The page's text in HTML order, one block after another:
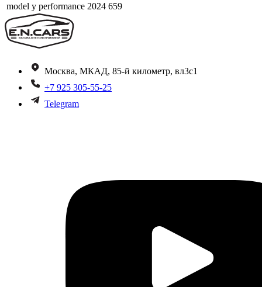
model y performance 2024 659
Москва, МКАД, 85-й километр, вл3с1
+7 925 305-55-25
Telegram